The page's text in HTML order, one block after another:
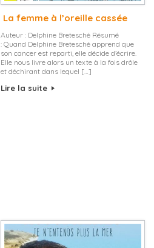
La femme à l’oreille cassée
Auteur : Delphine Bretesché Résumé
: Quand Delphine Bretesché apprend que
son cancer est reparti, elle décide d’écrire.
Elle nous livre alors un texte à la fois drôle
et déchirant dans lequel […]
Lire la suite